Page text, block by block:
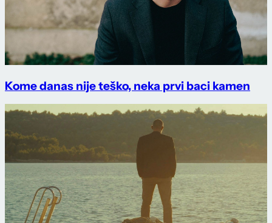
Kome danas nije teško, neka prvi baci kamen